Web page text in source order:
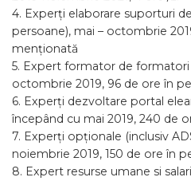
4. Experți elaborare suporturi
persoane), mai – octombrie
menționată
5. Expert formator de formatori
octombrie 2019, 96 de ore în
6. Experți dezvoltare portal
începând cu mai 2019, 240 de
7. Experți opționale (inclusiv
noiembrie 2019, 150 de ore în
8. Expert resurse umane si